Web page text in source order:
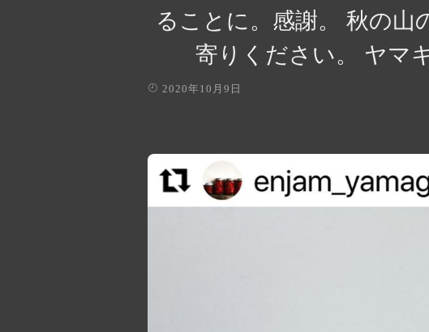
ることに。感謝。 秋の山
寄りください。 ヤマ
2020年10月9日